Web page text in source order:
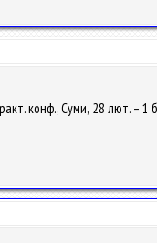
конф., Суми, 28 лют. –